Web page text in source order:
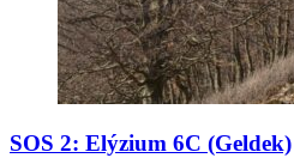
SOS 2: Elýzium 6C (Geldek)